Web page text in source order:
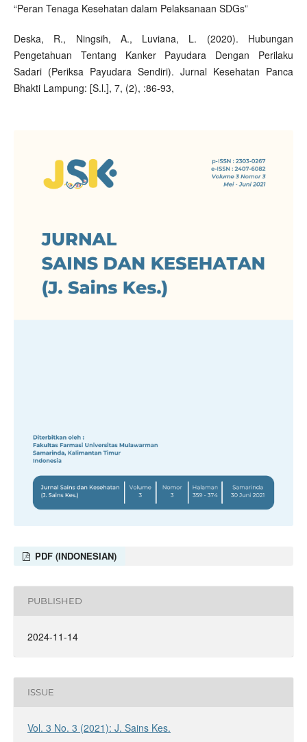
“Peran Tenaga Kesehatan dalam Pelaksanaan SDGs”
Deska, R., Ningsih, A., Luviana, L. (2020). Hubungan
Pengetahuan Tentang Kanker Payudara Dengan Perilaku
Sadari (Periksa Payudara Sendiri). Jurnal Kesehatan Panca
Bhakti Lampung: [S.l.], 7, (2), :86-93,
PDF (INDONESIAN)
PUBLISHED
2024-11-14
ISSUE
Vol. 3 No. 3 (2021): J. Sains Kes.